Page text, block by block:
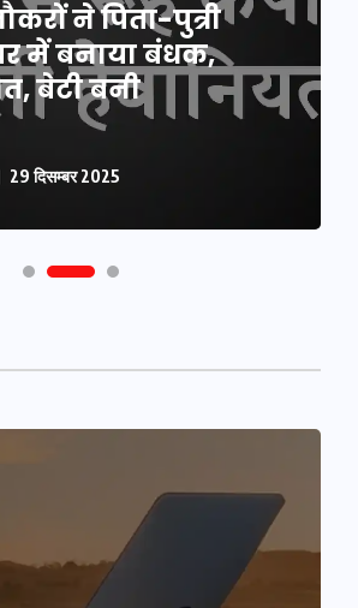
ने पिता-पुत्री
में बनाया बंधक,
बेटी बनी
29 दिसम्बर 2025